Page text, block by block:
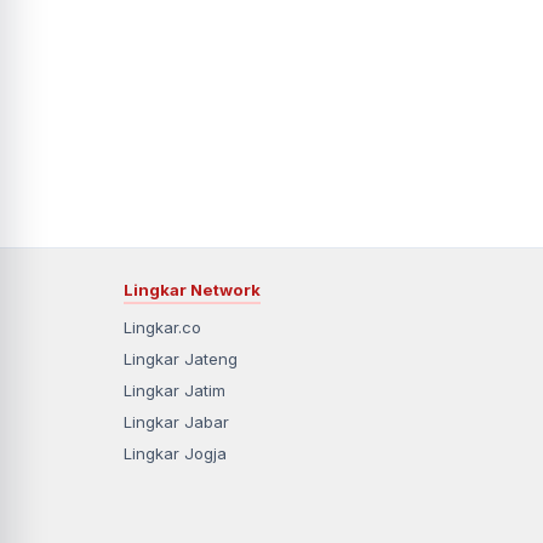
Lingkar Network
Lingkar.co
Lingkar Jateng
Lingkar Jatim
Lingkar Jabar
Lingkar Jogja